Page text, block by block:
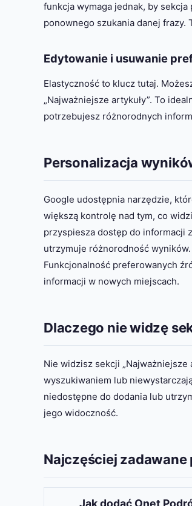
funkcja wymaga jednak, by
ponownego szukania danej frazy.
Edytowanie i usuwanie
Elastyczność to klucz tutaj.
„Najważniejsze artykuły”. To
potrzebujesz różnorodnych
Personalizacja
Google udostępnia narzędzie,
większą kontrolę nad tym, co
przyspiesza dostęp do informacji
utrzymuje różnorodność
Funkcjonalność preferowanych
informacji w nowych miejscach.
Dlaczego nie widzę
Nie widzisz sekcji
wyszukiwaniem lub
niedostępne do dodania lub
jego widoczność.
Najczęściej zadawane